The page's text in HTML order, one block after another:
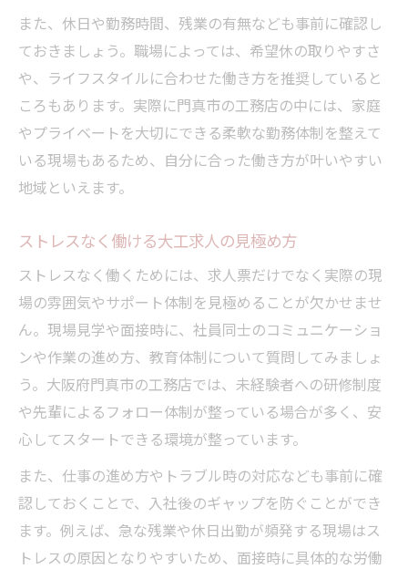
技術と働きやすさを両立する転職のコツ
大工求人で技術向上と働きやすさを実現
転職で選ぶべき大工求人の条件を解説
技術が身につく大工求人で働くメリット
大工求人で成長しやすい職場を選ぶ秘訣
働きやすさも重視した大工求人の選択術
また、休日や勤務時間、残業の有無なども事前に確認し
ておきましょう。職場によっては、希望休の取りやすさ
や、ライフスタイルに合わせた働き方を推奨していると
ころもあります。実際に門真市の工務店の中には、家庭
やプライベートを大切にできる柔軟な勤務体制を整えて
いる現場もあるため、自分に合った働き方が叶いやすい
地域といえます。
ストレスなく働ける大工求人の見極め方
ストレスなく働くためには、求人票だけでなく実際の現
場の雰囲気やサポート体制を見極めることが欠かせませ
ん。現場見学や面接時に、社員同士のコミュニケーショ
ンや作業の進め方、教育体制について質問してみましょ
う。大阪府門真市の工務店では、未経験者への研修制度
や先輩によるフォロー体制が整っている場合が多く、安
心してスタートできる環境が整っています。
また、仕事の進め方やトラブル時の対応なども事前に確
認しておくことで、入社後のギャップを防ぐことができ
ます。例えば、急な残業や休日出勤が頻発する現場はス
トレスの原因となりやすいため、面接時に具体的な労働